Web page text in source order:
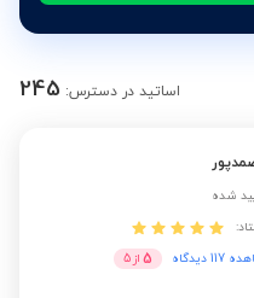
اساتید در دسترس: 245
شده
117 دیدگاه
5 از 5